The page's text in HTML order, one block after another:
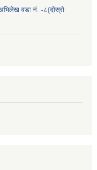
अभिलेख वडा नं. -८(दोस्रो